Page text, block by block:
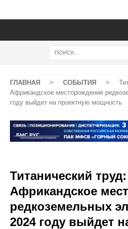
ГЛАВНАЯ > СОБЫТИЯ >
Африкандское месторождение
году выйдет на проектную мощность
Титанический труд:
Африкандское
редкоземельных
2024 году выйдет